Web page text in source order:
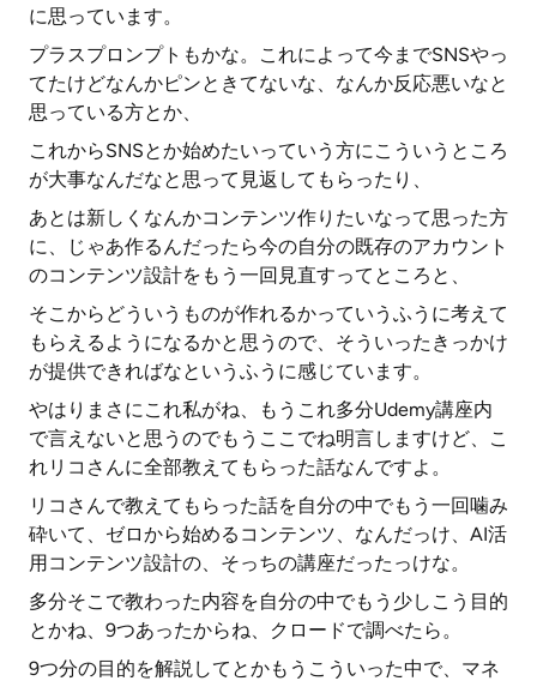
に思っています。
プラスプロンプトもかな。これによって今までSNSやっ
てたけどなんかピンときてないな、なんか反応悪いなと
思っている方とか、
これからSNSとか始めたいっていう方にこういうところ
が大事なんだなと思って見返してもらったり、
あとは新しくなんかコンテンツ作りたいなって思った方
に、じゃあ作るんだったら今の自分の既存のアカウント
のコンテンツ設計をもう一回見直すってところと、
そこからどういうものが作れるかっていうふうに考えて
もらえるようになるかと思うので、そういったきっかけ
が提供できればなというふうに感じています。
やはりまさにこれ私がね、もうこれ多分Udemy講座内
で言えないと思うのでもうここでね明言しますけど、こ
れリコさんに全部教えてもらった話なんですよ。
リコさんで教えてもらった話を自分の中でもう一回噛み
砕いて、ゼロから始めるコンテンツ、なんだっけ、AI活
用コンテンツ設計の、そっちの講座だったっけな。
多分そこで教わった内容を自分の中でもう少しこう目的
とかね、9つあったからね、クロードで調べたら。
9つ分の目的を解説してとかもうこういった中で、マネ